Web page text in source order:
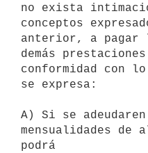
no exista
conceptos
anterior, a pagar
demás
conformidad con
se expresa:
A) Si se
mensualidades de
podrá